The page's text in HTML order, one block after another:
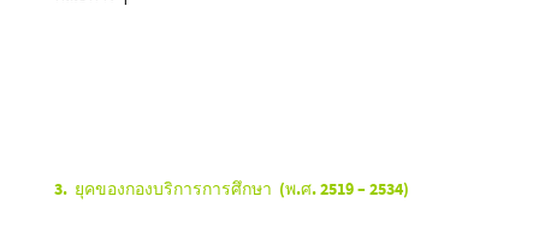
3. ยุคของกองบริการการศึกษา (พ.ศ. 2519– 2534)